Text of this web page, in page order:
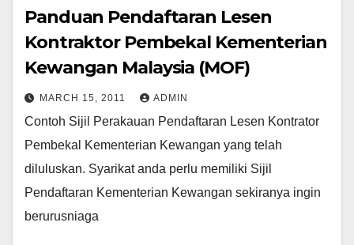
Panduan Pendaftaran Lesen
Kontraktor Pembekal Kementerian
Kewangan Malaysia (MOF)
MARCH 15, 2011 ADMIN
Contoh Sijil Perakauan Pendaftaran Lesen Kontrator
Pembekal Kementerian Kewangan yang telah
diluluskan. Syarikat anda perlu memiliki Sijil
Pendaftaran Kementerian Kewangan sekiranya ingin
berurusniaga